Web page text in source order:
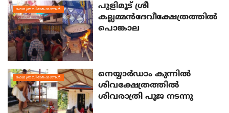
ക്ഷേത്രവിശേഷങ്ങള്‍
പുളിമൂട് ശ്രീ
കല്ലമ്മന്‍ദേവീക്ഷേത്രത്തില്‍
പൊങ്കാല
ക്ഷേത്രവിശേഷങ്ങള്‍
നെയ്യാര്‍ഡാം കുന്നില്‍
ശിവക്ഷേത്രത്തില്‍
ശിവരാത്രി പൂജ നടന്നു